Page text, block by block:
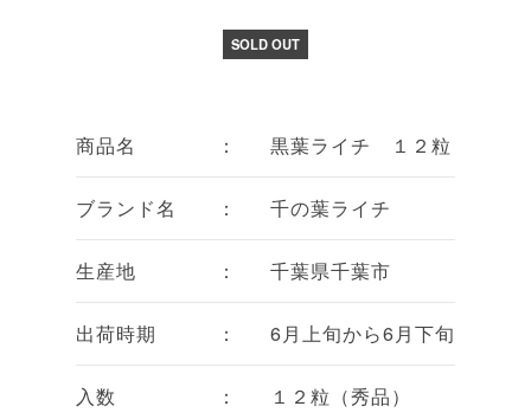
SOLD OUT
商品名 ： 黒葉ライチ １２粒
ブランド名 ： 千の葉ライチ
生産地 ： 千葉県千葉市
出荷時期 ： 6月上旬から6月下旬
入数 ： １２粒（秀品）